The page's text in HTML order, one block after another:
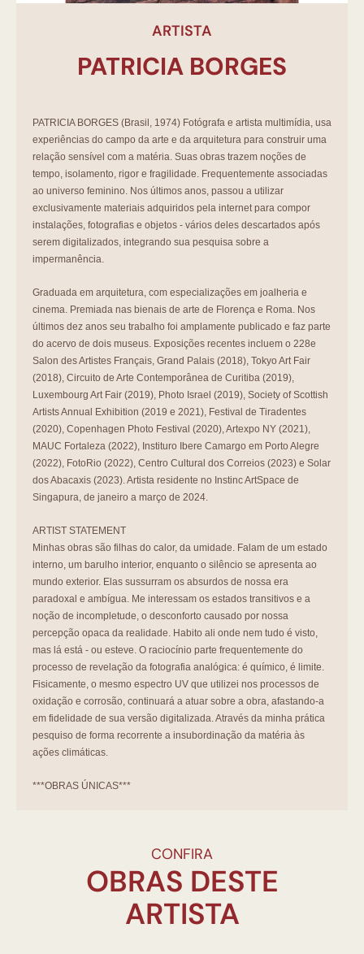
ARTISTA
PATRICIA BORGES
PATRICIA BORGES (Brasil, 1974) Fotógrafa e artista multimídia, usa
experiências do campo da arte e da arquitetura para construir uma
relação sensível com a matéria. Suas obras trazem noções de
tempo, isolamento, rigor e fragilidade. Frequentemente associadas
ao universo feminino. Nos últimos anos, passou a utilizar
exclusivamente materiais adquiridos pela internet para compor
instalações, fotografias e objetos - vários deles descartados após
serem digitalizados, integrando sua pesquisa sobre a
impermanência.
Graduada em arquitetura, com especializações em joalheria e
cinema. Premiada nas bienais de arte de Florença e Roma. Nos
últimos dez anos seu trabalho foi amplamente publicado e faz parte
do acervo de dois museus. Exposições recentes incluem o 228e
Salon des Artistes Français, Grand Palais (2018), Tokyo Art Fair
(2018), Circuito de Arte Contemporânea de Curitiba (2019),
Luxembourg Art Fair (2019), Photo Israel (2019), Society of Scottish
Artists Annual Exhibition (2019 e 2021), Festival de Tiradentes
(2020), Copenhagen Photo Festival (2020), Artexpo NY (2021),
MAUC Fortaleza (2022), Instituro Ibere Camargo em Porto Alegre
(2022), FotoRio (2022), Centro Cultural dos Correios (2023) e Solar
dos Abacaxis (2023). Artista residente no Instinc ArtSpace de
Singapura, de janeiro a março de 2024.
ARTIST STATEMENT
Minhas obras são filhas do calor, da umidade. Falam de um estado
interno, um barulho interior, enquanto o silêncio se apresenta ao
mundo exterior. Elas sussurram os absurdos de nossa era
paradoxal e ambígua. Me interessam os estados transitivos e a
noção de incompletude, o desconforto causado por nossa
percepção opaca da realidade. Habito ali onde nem tudo é visto,
mas lá está - ou esteve. O raciocínio parte frequentemente do
processo de revelação da fotografia analógica: é químico, é limite.
Fisicamente, o mesmo espectro UV que utilizei nos processos de
oxidação e corrosão, continuará a atuar sobre a obra, afastando-a
em fidelidade de sua versão digitalizada. Através da minha prática
pesquiso de forma recorrente a insubordinação da matéria às
ações climáticas.
***OBRAS ÚNICAS***
CONFIRA
OBRAS DESTE
ARTISTA